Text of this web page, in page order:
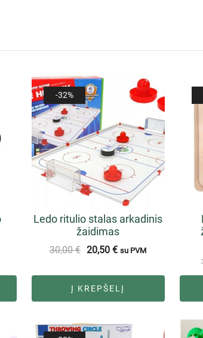
-32%
Ledo ritulio stalas arkadinis
žaidimas
30,00€ 20,50€ su PVM
Į KREPŠELĮ